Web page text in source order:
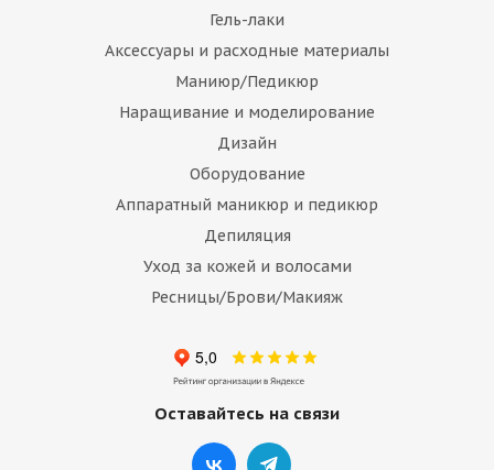
Гель-лаки
Аксессуары и расходные материалы
Маниюр/Педикюр
Наращивание и моделирование
Дизайн
Оборудование
Аппаратный маникюр и педикюр
Депиляция
Уход за кожей и волосами
Ресницы/Брови/Макияж
Оставайтесь на связи